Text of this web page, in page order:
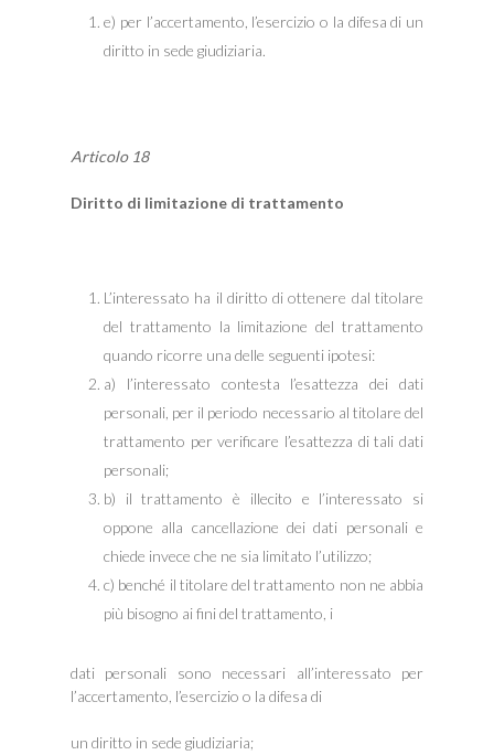
e) per l’accertamento, l’esercizio o la difesa di un
diritto in sede giudiziaria.
Articolo 18
Diritto di limitazione di trattamento
L’interessato ha il diritto di ottenere dal titolare
del trattamento la limitazione del trattamento
quando ricorre una delle seguenti ipotesi:
a) l’interessato contesta l’esattezza dei dati
personali, per il periodo necessario al titolare del
trattamento per verificare l’esattezza di tali dati
personali;
b) il trattamento è illecito e l’interessato si
oppone alla cancellazione dei dati personali e
chiede invece che ne sia limitato l’utilizzo;
c) benché il titolare del trattamento non ne abbia
più bisogno ai fini del trattamento, i
dati personali sono necessari all’interessato per
l’accertamento, l’esercizio o la difesa di
un diritto in sede giudiziaria;